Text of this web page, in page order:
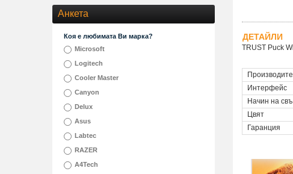
ДЕТАЙЛИ
TRUST Puck
Интерфейс
Начин на
Цвят
Гаранция
Анкета
Коя е любимата Ви марка?
Microsoft
Logitech
Cooler Master
Canyon
Delux
Asus
Labtec
RAZER
A4Tech